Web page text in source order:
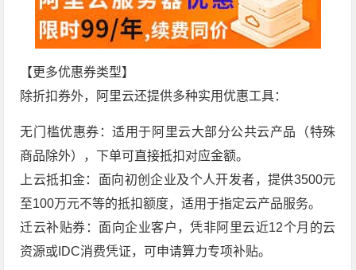
【更多优惠券类型】
除折扣券外，阿里云还提供多种实用优惠工具：
无门槛优惠券：适用于阿里云大部分公共云产品（特殊
商品除外），下单可直接抵扣对应金额。
上云抵扣金：面向初创企业及个人开发者，提供3500元
至100万元不等的抵扣额度，适用于指定云产品服务。
迁云补贴券：面向企业客户，凭非阿里云近12个月的云
资源或IDC消费凭证，可申请算力专项补贴。